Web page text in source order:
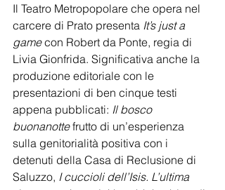
Il Teatro Metropopolare che opera nel
carcere di Prato presenta It’s just a
game con Robert da Ponte, regia di
Livia Gionfrida. Significativa anche la
produzione editoriale con le
presentazioni di ben cinque testi
appena pubblicati: Il bosco
buonanotte frutto di un’esperienza
sulla genitorialità positiva con i
detenuti della Casa di Reclusione di
Saluzzo, I cuccioli dell’Isis. L’ultima